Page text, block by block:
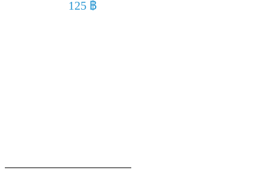
ทาตาชนิดหล่อ
125 ฿